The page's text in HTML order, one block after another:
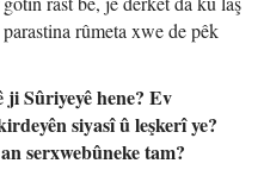
rûmeta xwe de pêk
Sûriyeyê hene? Ev
siyasî û leşkerî ye?
serxwebûneke tam?